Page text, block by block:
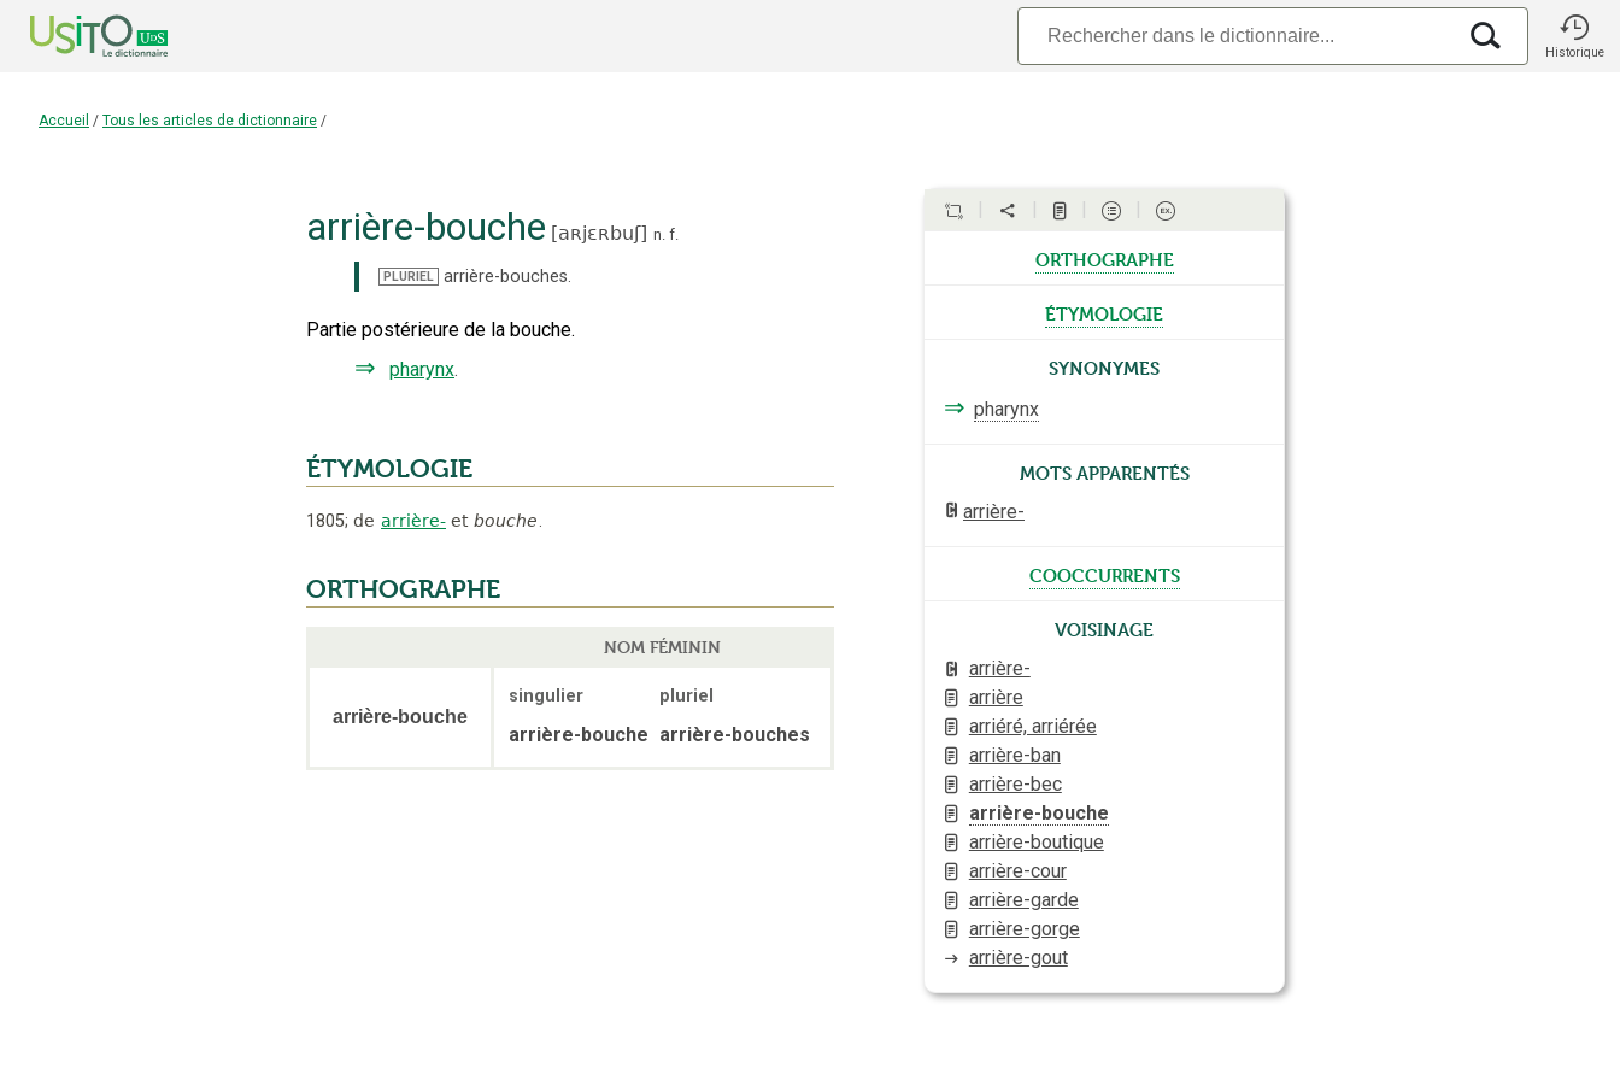
Historique
Accueil / Tous les articles de dictionnaire /
arrière-bouche [aʀjɛʀbuʃ] n. f.
PLURIEL arrière-bouches.
Partie postérieure de la bouche.
⇒ pharynx.
ÉTYMOLOGIE
1805; de arrière- et bouche.
ORTHOGRAPHE
NOM FÉMININ
arrière-bouche
singulier pluriel
arrière-bouche arrière-bouches
orthographe
étymologie
Synonymes
⇒ pharynx
Mots apparentés
arrière-
cooccurrents
Voisinage
arrière-
arrière
arriéré, arriérée
arrière-ban
arrière-bec
arrière-bouche
arrière-boutique
arrière-cour
arrière-garde
arrière-gorge
arrière-gout